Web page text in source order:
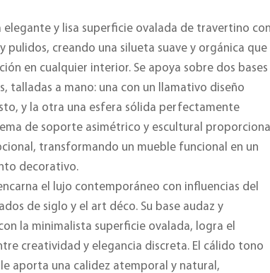
elegante y lisa superficie ovalada de travertino con
pulidos, creando una silueta suave y orgánica que
en cualquier interior. Se apoya sobre dos bases
talladas a mano: una con un llamativo diseño
y la otra una esfera sólida perfectamente
de soporte asimétrico y escultural proporciona
transformando un mueble funcional en un
decorativo.
el lujo contemporáneo con influencias del
de siglo y el art déco. Su base audaz y
la minimalista superficie ovalada, logra el
creatividad y elegancia discreta. El cálido tono
aporta una calidez atemporal y natural,